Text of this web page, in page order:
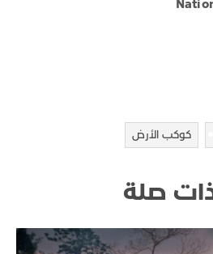
كوكب الأرض
صلة